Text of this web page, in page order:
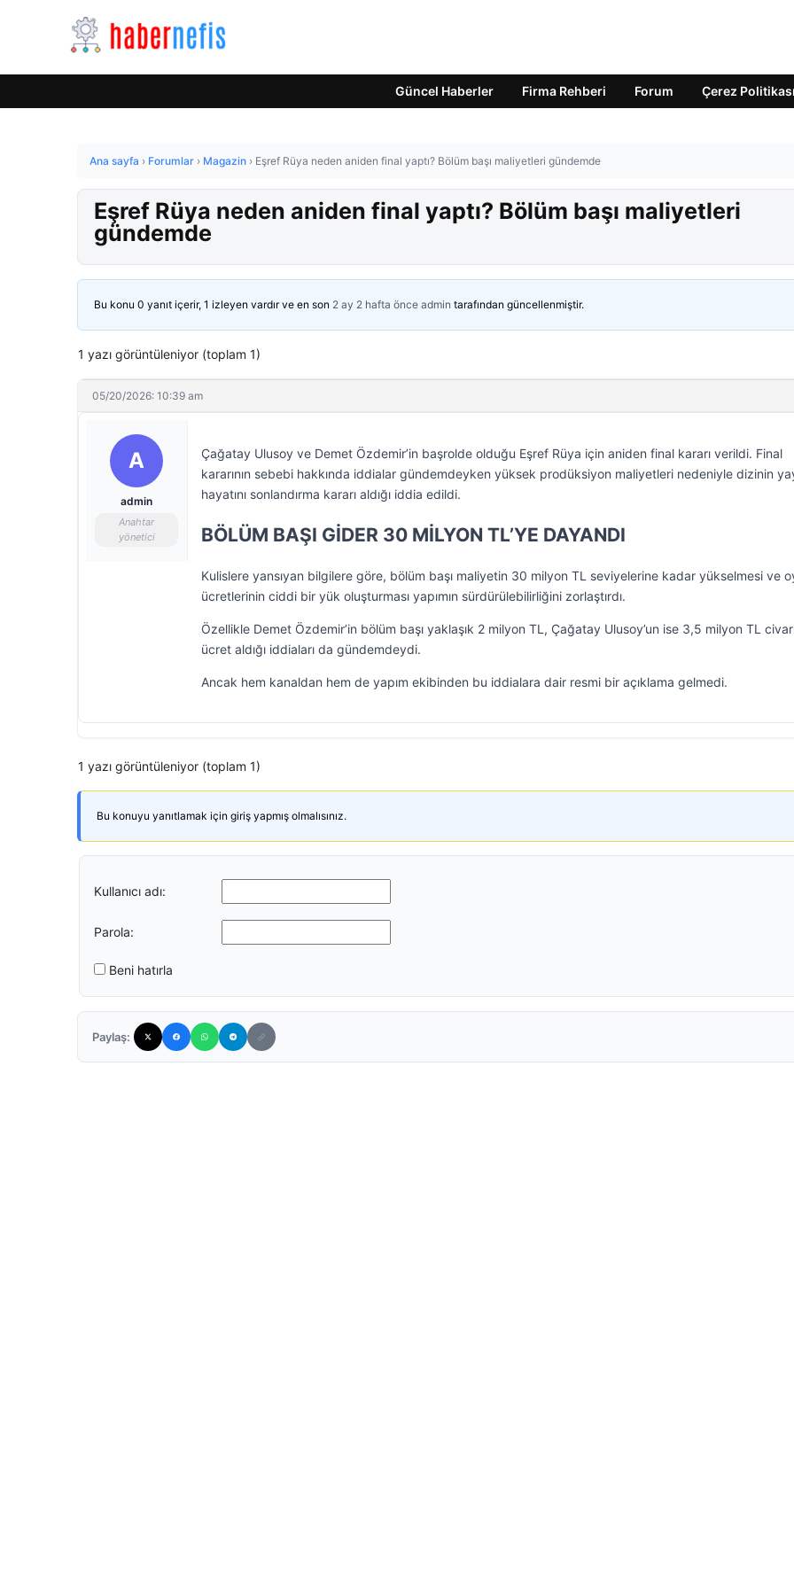
Güncel Haberler Firma Rehberi Forum Çerez Politikası
Ana sayfa › Forumlar › Magazin › Eşref Rüya neden aniden final yaptı? Bölüm başı maliyetleri gündemde
Eşref Rüya neden aniden final yaptı? Bölüm başı maliyetleri
gündemde
Bu konu 0 yanıt içerir, 1 izleyen vardır ve en son 2 ay 2 hafta önce admin tarafından güncellenmiştir.
1 yazı görüntüleniyor (toplam 1)
05/20/2026: 10:39 am
A
admin
Anahtar
yönetici
Çağatay Ulusoy ve Demet Özdemir’in başrolde olduğu Eşref Rüya için aniden final kararı verildi. Final
kararının sebebi hakkında iddialar gündemdeyken yüksek prodüksiyon maliyetleri nedeniyle dizinin
hayatını sonlandırma kararı aldığı iddia edildi.
BÖLÜM BAŞI GİDER 30 MİLYON TL’YE DAYANDI
Kulislere yansıyan bilgilere göre, bölüm başı maliyetin 30 milyon TL seviyelerine kadar yükselmesi ve
ücretlerinin ciddi bir yük oluşturması yapımın sürdürülebilirliğini zorlaştırdı.
Özellikle Demet Özdemir’in bölüm başı yaklaşık 2 milyon TL, Çağatay Ulusoy’un ise 3,5 milyon TL
ücret aldığı iddiaları da gündemdeydi.
Ancak hem kanaldan hem de yapım ekibinden bu iddialara dair resmi bir açıklama gelmedi.
1 yazı görüntüleniyor (toplam 1)
Bu konuyu yanıtlamak için giriş yapmış olmalısınız.
Kullanıcı adı:
Parola:
Beni hatırla
Paylaş: